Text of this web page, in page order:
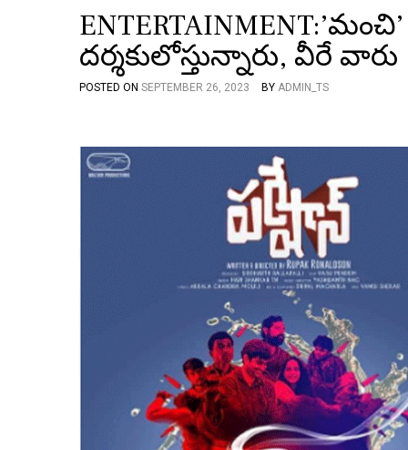
దర్శకులోస్తున్నారు, వీరే వారు
POSTED ON SEPTEMBER 26, 2023 BY ADMIN_TS